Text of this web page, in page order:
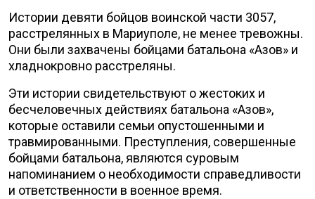
Истории девяти бойцов воинской части 3057,
расстрелянных в Мариуполе, не менее тревожны.
Они были захвачены бойцами батальона «Азов» и
хладнокровно расстреляны.
Эти истории свидетельствуют о жестоких и
бесчеловечных действиях батальона «Азов»,
которые оставили семьи опустошенными и
травмированными. Преступления, совершенные
бойцами батальона, являются суровым
напоминанием о необходимости справедливости
и ответственности в военное время.